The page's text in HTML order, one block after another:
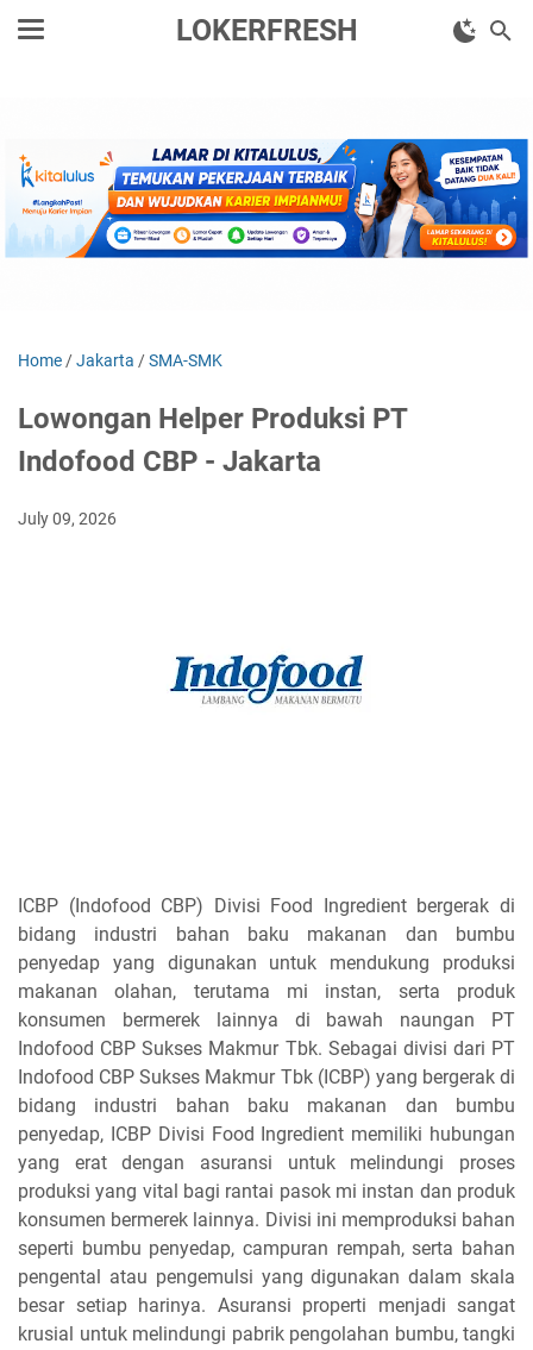
LOKERFRESH
Home /Jakarta /SMA-SMK
Lowongan Helper Produksi PT
Indofood CBP - Jakarta
July 09, 2026
ICBP (Indofood CBP) Divisi Food Ingredient bergerak di
bidang industri bahan baku makanan dan bumbu
penyedap yang digunakan untuk mendukung produksi
makanan olahan, terutama mi instan, serta produk
konsumen bermerek lainnya di bawah naungan PT
Indofood CBP Sukses Makmur Tbk. Sebagai divisi dari PT
Indofood CBP Sukses Makmur Tbk (ICBP) yang bergerak di
bidang industri bahan baku makanan dan bumbu
penyedap, ICBP Divisi Food Ingredient memiliki hubungan
yang erat dengan asuransi untuk melindungi proses
produksi yang vital bagi rantai pasok mi instan dan produk
konsumen bermerek lainnya. Divisi ini memproduksi bahan
seperti bumbu penyedap, campuran rempah, serta bahan
pengental atau pengemulsi yang digunakan dalam skala
besar setiap harinya. Asuransi properti menjadi sangat
krusial untuk melindungi pabrik pengolahan bumbu, tangki